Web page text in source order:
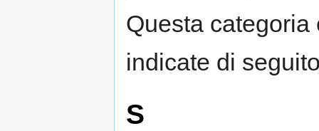
Questa
indicate di
S